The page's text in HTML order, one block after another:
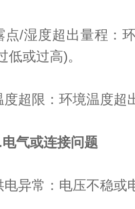
湿度超出量程：环
低或过高)。
限：环境温度超
气或连接问题
常：电压不稳或